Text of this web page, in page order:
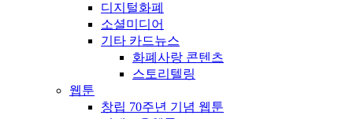
디지털화폐
소셜미디어
기타 카드뉴스
화폐사랑 콘텐츠
스토리텔링
웹툰
창립 70주년 기념 웹툰